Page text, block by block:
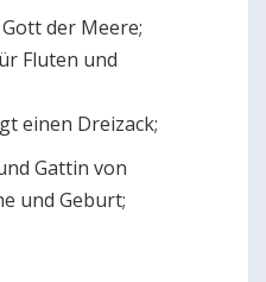
der Meere;
Fluten und
einen Dreizack;
Gattin von
und Geburt;